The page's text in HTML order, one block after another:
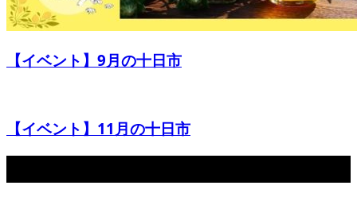
【イベント】9月の十日市
【イベント】11月の十日市